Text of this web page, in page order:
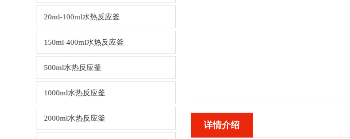
详情介绍
20ml-100ml水热反应釜
150ml-400ml水热反应釜
500ml水热反应釜
1000ml水热反应釜
2000ml水热反应釜